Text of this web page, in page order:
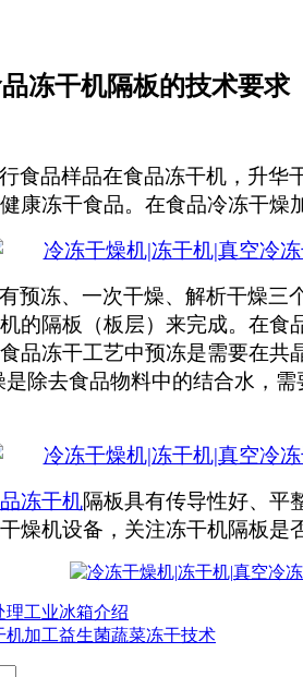
冻干机隔板的技术要求
食品样品在食品冻干机，升华
康冻干食品。在食品冷冻干燥
预冻、一次干燥、解析干燥三
的隔板（板层）来完成。在
品冻干工艺中预冻是需要在共
除去食品物料中的结合水，需
冻干机隔板具有传导性好、平
燥机设备，关注冻干机隔板是
理工业冰箱介绍
机加工益生菌蔬菜冻干技术